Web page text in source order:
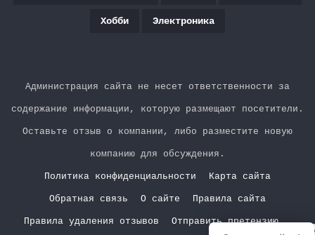
Хобби Электроника
Администрация сайта не несет ответственности за
содержание информации, которую размещают посетители.
Оставьте отзыв о компании, либо разместите новую
компанию для обсуждения.
Политика конфиденциальности Карта сайта
Обратная связь О сайте Правила сайта
Правила удаления отзывов
Отправить претензию